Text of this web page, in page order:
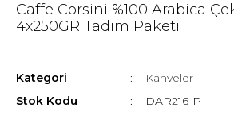
Caffe Corsini %100 Arabica
4x250GR Tadım Paketi
Kategori
Kahveler
Stok Kodu
DAR216-P